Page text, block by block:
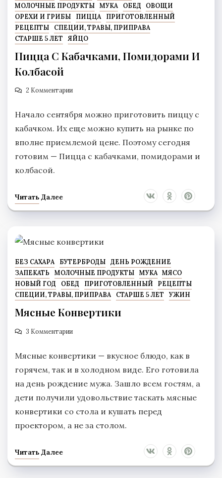
МОЛОЧНЫЕ ПРОДУКТЫ МУКА ОБЕД
ОВОЩИ
ОРЕХИ И ГРИБЫ
ПИЦЦА
ПРИГОТОВЛЕННЫЙ
РЕЦЕПТЫ
СПЕЦИИ, ТРАВЫ, ПРИПРАВА
СТАРШЕ 5 ЛЕТ
ЯЙЦО
Пицца С Кабачками, Помидорами И
Колбасой
2 Комментарии
Начало сентября можно приготовить пиццу с
кабачком. Их еще можно купить на рынке по
вполне приемлемой цене. Поэтому сегодня
готовим — Пицца с кабачками, помидорами и
колбасой.
Читать Далее
БЕЗ САХАРА БУТЕРБРОДЫ
ДЕНЬ РОЖДЕНИЕ
ЗАПЕКАТЬ
МОЛОЧНЫЕ ПРОДУКТЫ МУКА
МЯСО
НОВЫЙ ГОД
ОБЕД ПРИГОТОВЛЕННЫЙ
РЕЦЕПТЫ
СПЕЦИИ, ТРАВЫ, ПРИПРАВА
СТАРШЕ 5 ЛЕТ УЖИН
Мясные Конвертики
3 Комментарии
Мясные конвертики — вкусное блюдо, как в
горячем, так и в холодном виде. Его готовила
на день рождение мужа. Зашло всем гостям, а
дети получили удовольствие таскать мясные
конвертики со стола и кушать перед
проектором, а не за столом.
Читать Далее